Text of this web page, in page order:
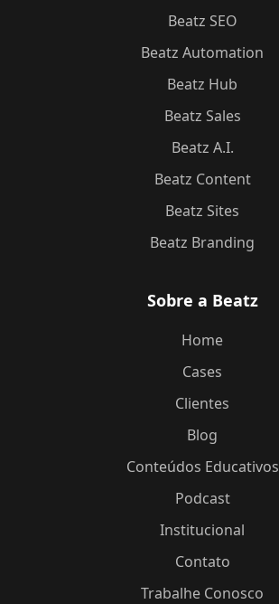
Beatz SEO
Beatz Automation
Beatz Hub
Beatz Sales
Beatz A.I.
Beatz Content
Beatz Sites
Beatz Branding
Sobre a Beatz
Home
Cases
Clientes
Blog
Conteúdos Educativos
Podcast
Institucional
Contato
Trabalhe Conosco